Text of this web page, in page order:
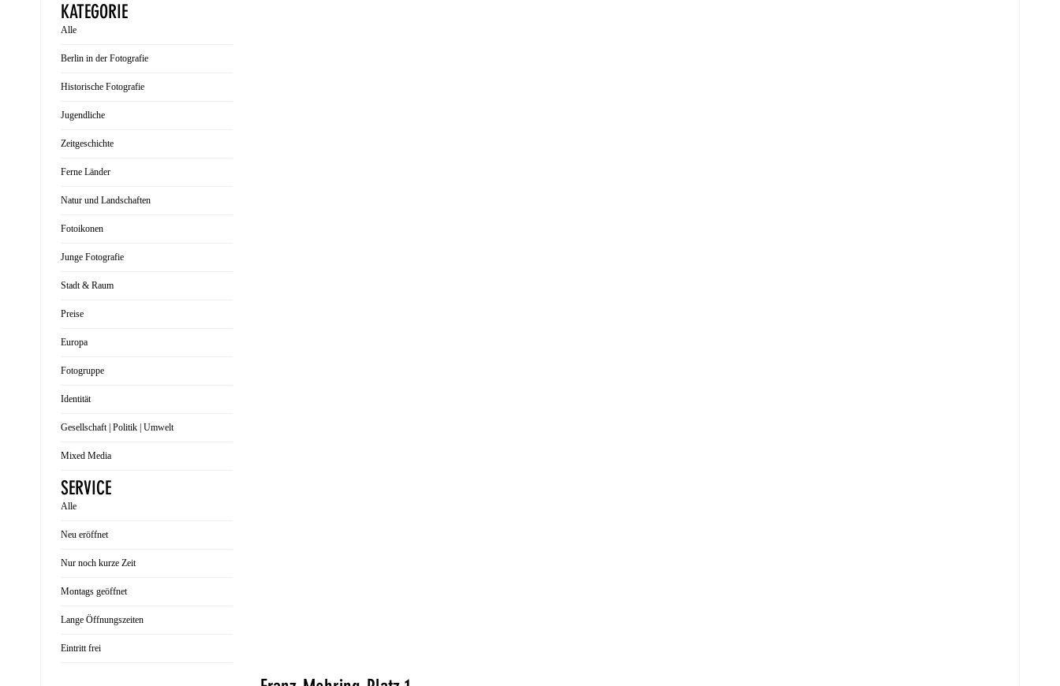
KATEGORIE
Alle
Berlin in der Fotografie
Historische Fotografie
Jugendliche
Zeitgeschichte
Ferne Länder
Natur und Landschaften
Fotoikonen
Junge Fotografie
Stadt & Raum
Preise
Europa
Fotogruppe
Identität
Gesellschaft | Politik | Umwelt
Mixed Media
SERVICE
Alle
Neu eröffnet
Nur noch kurze Zeit
Montags geöffnet
Lange Öffnungszeiten
Eintritt frei